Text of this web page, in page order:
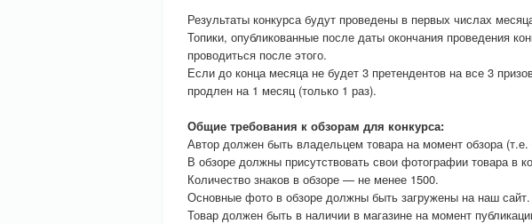
Результаты конкурса будут проведены в первых числах
Топики, опубликованные после даты окончания проведения
проводиться после этого.
Если до конца месяца не будет 3 претендентов на все 3
продлен на 1 месяц (только 1 раз).
Общие требования к обзорам для конкурса:
Автор должен быть владельцем товара на момент обзора
В обзоре должны присутствовать свои фотографии товара в
Количество знаков в обзоре — не менее 1500.
Основные фото в обзоре должны быть загружены на наш сайт.
Товар должен быть в наличии в магазине на момент